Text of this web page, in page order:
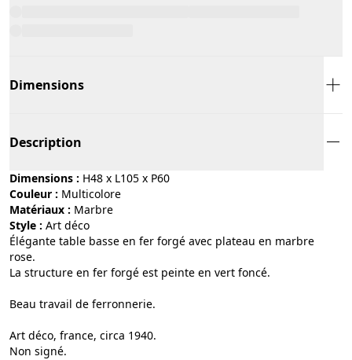
Dimensions
Description
Dimensions : H48 x L105 x P60
Couleur :
multicolore
Matériaux :
marbre
Style :
art déco
Élégante table basse en fer forgé avec plateau en marbre
rose.
La structure en fer forgé est peinte en vert foncé.
Beau travail de ferronnerie.
Art déco, france, circa 1940.
Non signé.